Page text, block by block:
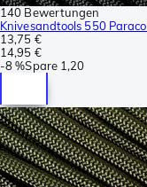
140 Bewertungen
Knivesandtools 550
13,75 €
14,95 €
-8 %Spare 1,20